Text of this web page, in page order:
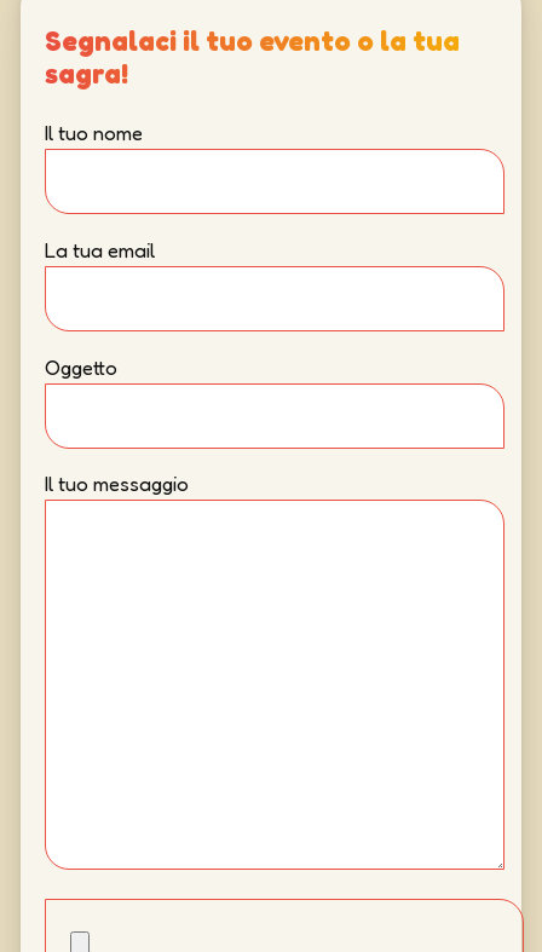
Segnalaci il tuo evento o la tua
sagra!
Il tuo nome
La tua email
Oggetto
Il tuo messaggio